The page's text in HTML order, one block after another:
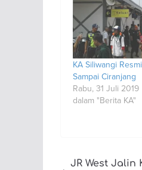
KA Siliwangi
Sampai Ciranjang
Rabu, 31 Juli 2019
dalam "Berita KA"
JR West Jalin